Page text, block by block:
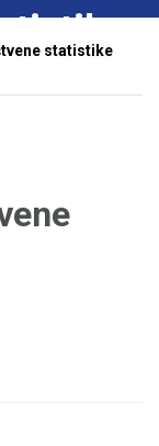
statistike